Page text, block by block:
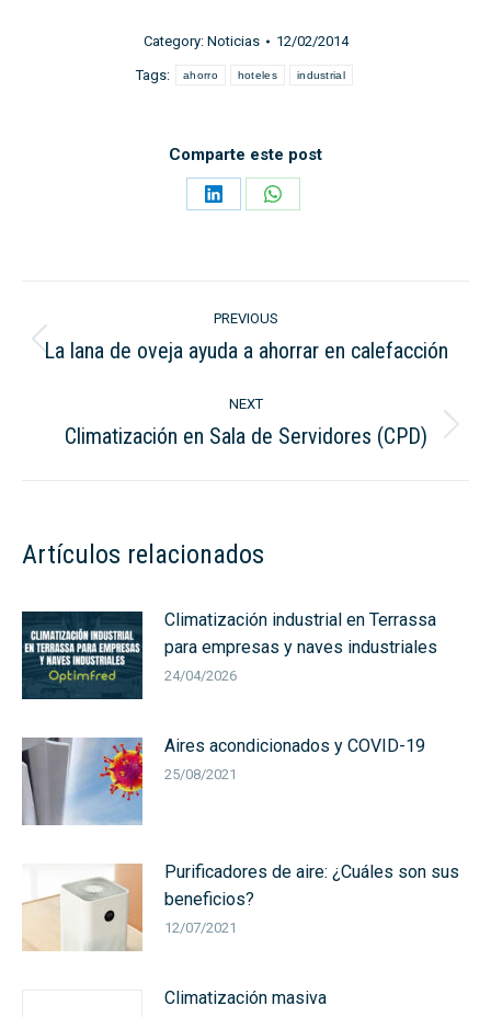
Category: Noticias 12/02/2014
Tags: ahorro hoteles industrial
Comparte este post
Share
Share
navigation
PREVIOUS
Previous
La lana de oveja ayuda a ahorrar en calefacción
NEXT
Next
Climatización en Sala de Servidores (CPD)
Artículos relacionados
Climatización industrial en Terrassa
para empresas y naves industriales
24/04/2026
Aires acondicionados y COVID-19
25/08/2021
Purificadores de aire: ¿Cuáles son sus
beneficios?
12/07/2021
Climatización masiva